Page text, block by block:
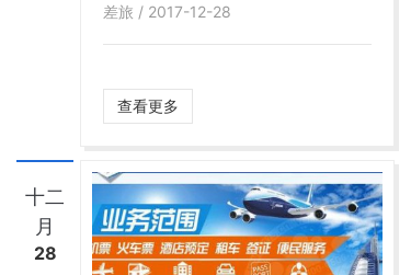
差旅 / 2017-12-28
查看更多
十二
月
28